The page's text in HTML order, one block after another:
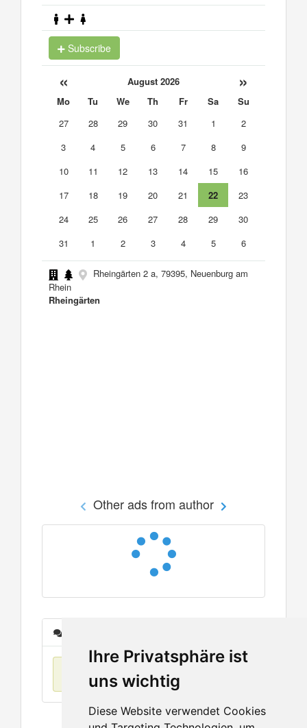
Ihre Privatsphäre ist
uns wichtig
Diese Website verwendet Cookies
Subscribe
« August 2026 »
Mo Tu We Th Fr Sa
Su
27
28 29 30 31 1
2
3
4 5 6 7 8
9
10
11 12 13 14 15
16
17
18 19 20 21 22
23
24
25 26 27 28 29
30
31
1 2 3 4 5 6
Rheingärten 2 a, 79395, Neuenburg am
Rhein
Rheingärten
Other ads from author
No items found